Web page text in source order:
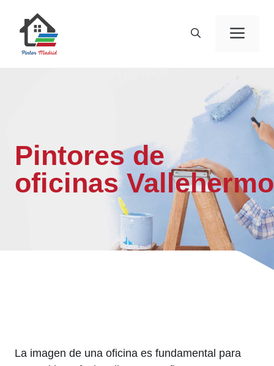
contenido
Pintores de
oficinas
La imagen de una oficina es fundamental para